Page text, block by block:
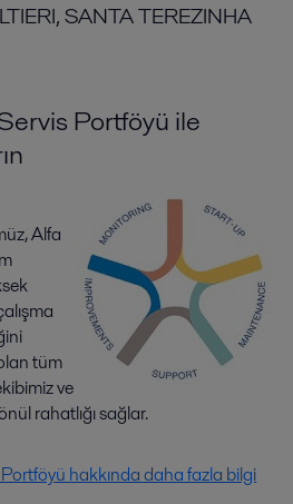
SANTA TEREZINHA
Portföyü ile
Alfa
tüm
ve
rahatlığı sağlar.
hakkında daha fazla bilgi